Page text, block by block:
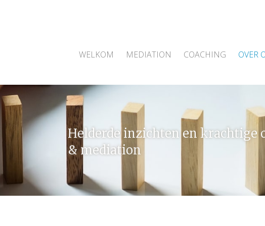
WELKOM MEDIATION COACHING OVER
Helderde inzichten en krachtige
& mediation